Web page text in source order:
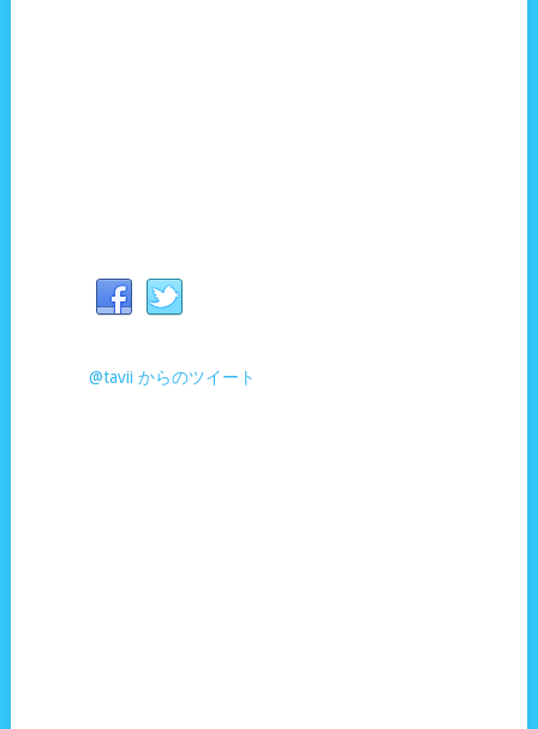
@tavii からのツイート